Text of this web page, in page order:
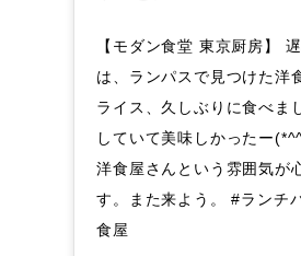
【モダン食堂 東京厨房】
は、ランパスで見つけた洋
ライス、久しぶりに食べま
していて美味しかったー
洋食屋さんという雰囲気が
す。また来よう。 #ランチ
食屋